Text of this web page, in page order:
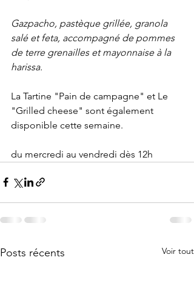
Gazpacho, pastèque grillée, granola
salé et feta, accompagné de pommes
de terre grenailles et mayonnaise à la
harissa.
La Tartine "Pain de campagne" et Le
"Grilled cheese" sont également
disponible cette semaine.
du mercredi au vendredi dès 12h
Posts récents Voir tout